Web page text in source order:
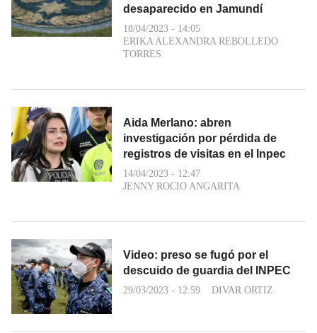
desaparecido en Jamundí
18/04/2023 - 14:05
ERIKA ALEXANDRA REBOLLEDO
TORRES
Aida Merlano: abren
investigación por pérdida de
registros de visitas en el Inpec
14/04/2023 - 12:47
JENNY ROCIO ANGARITA
Video: preso se fugó por el
descuido de guardia del INPEC
29/03/2023 - 12:59 DIVAR ORTIZ